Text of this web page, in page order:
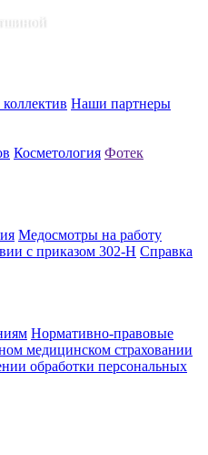
Наши партнеры
Косметология Фотек
Медосмотры на работу
с приказом 302-Н Справка
Нормативно-правовые
медицинском страховании
обработки персональных